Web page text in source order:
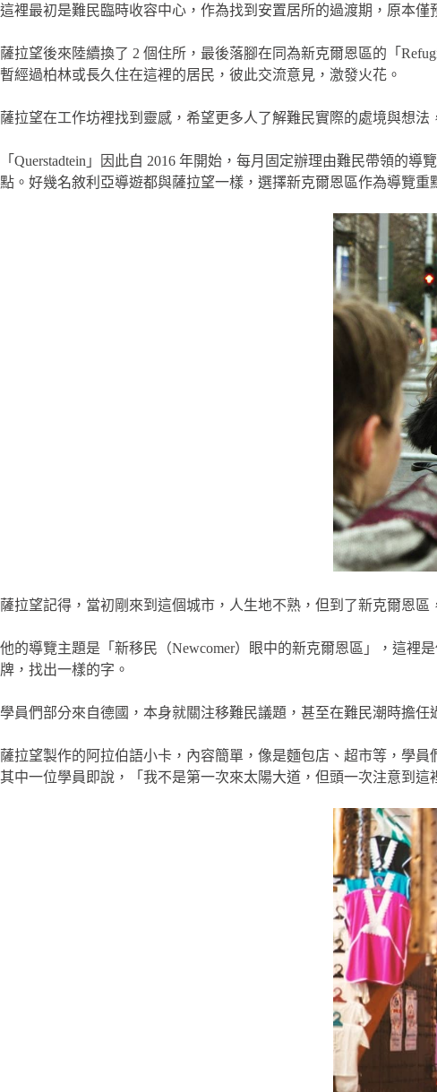
這裡最初是難民臨時收容中心，作為找到安置居所的過渡期，原本
薩拉望後來陸續換了 2 個住所，最後落腳在同為新克爾恩區的「
暫經過柏林或長久住在這裡的居民，彼此交流意見，激發火花。
薩拉望在工作坊裡找到靈感，希望更多人了解難民實際的處境與想法
「Querstadtein」因此自 2016 年開始，每月固定辦理由難民帶領的
點。好幾名敘利亞導遊都與薩拉望一樣，選擇新克爾恩區作為導覽重
薩拉望記得，當初剛來到這個城市，人生地不熟，但到了新克爾恩
他的導覽主題是「新移民（Newcomer）眼中的新克爾恩區」，這
牌，找出一樣的字。
學員們部分來自德國，本身就關注移難民議題，甚至在難民潮時擔
薩拉望製作的阿拉伯語小卡，內容簡單，像是麵包店、超市等，學
其中一位學員即說，「我不是第一次來太陽大道，但頭一次注意到這